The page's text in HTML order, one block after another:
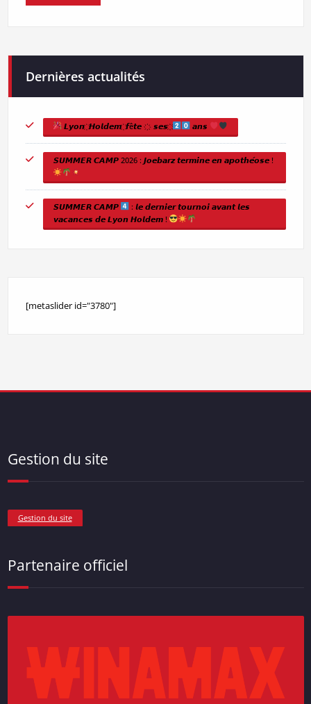
Dernières actualités
𝙇𝙮𝙤𝙣 ҉ 𝙃𝙤𝙡𝙙𝙚𝙢 ҉ 𝙛ê𝙩𝙚 ҉ 𝙨𝙚𝙨 ҉ 𝙖𝙣𝙨
𝙎𝙐𝙈𝙈𝙀𝙍 𝘾𝘼𝙈𝙋 2026 : 𝙅𝙤𝙚𝙗𝙖𝙧𝙯 𝙩𝙚𝙧𝙢𝙞𝙣𝙚 𝙚𝙣 𝙖𝙥𝙤𝙩𝙝𝙚́𝙤𝙨𝙚 !
𝙎𝙐𝙈𝙈𝙀𝙍 𝘾𝘼𝙈𝙋
: 𝙡𝙚 𝙙𝙚𝙧𝙣𝙞𝙚𝙧 𝙩𝙤𝙪𝙧𝙣𝙤𝙞 𝙖𝙫𝙖𝙣𝙩 𝙡𝙚𝙨
𝙫𝙖𝙘𝙖𝙣𝙘𝙚𝙨 𝙙𝙚 𝙇𝙮𝙤𝙣 𝙃𝙤𝙡𝙙𝙚𝙢 !
[metaslider id="3780"]
Gestion du site
Gestion du site
Partenaire officiel